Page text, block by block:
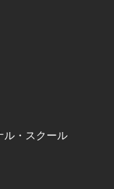
ル・スクール